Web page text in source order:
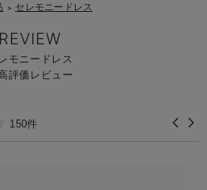
＞ セレモニードレス
REVIEW
モニードレス
評価レビュー
150件